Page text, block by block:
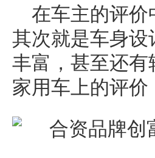
在车主的评价
其次就是车身
丰富，甚至还
家用车上的评